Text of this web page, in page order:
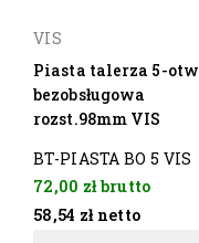
VIS
Piasta talerza 5-otw
bezobsługowa
rozst.98mm VIS
BT-PIASTA BO 5 VIS
72,00 złbrutto
58,54 zł netto